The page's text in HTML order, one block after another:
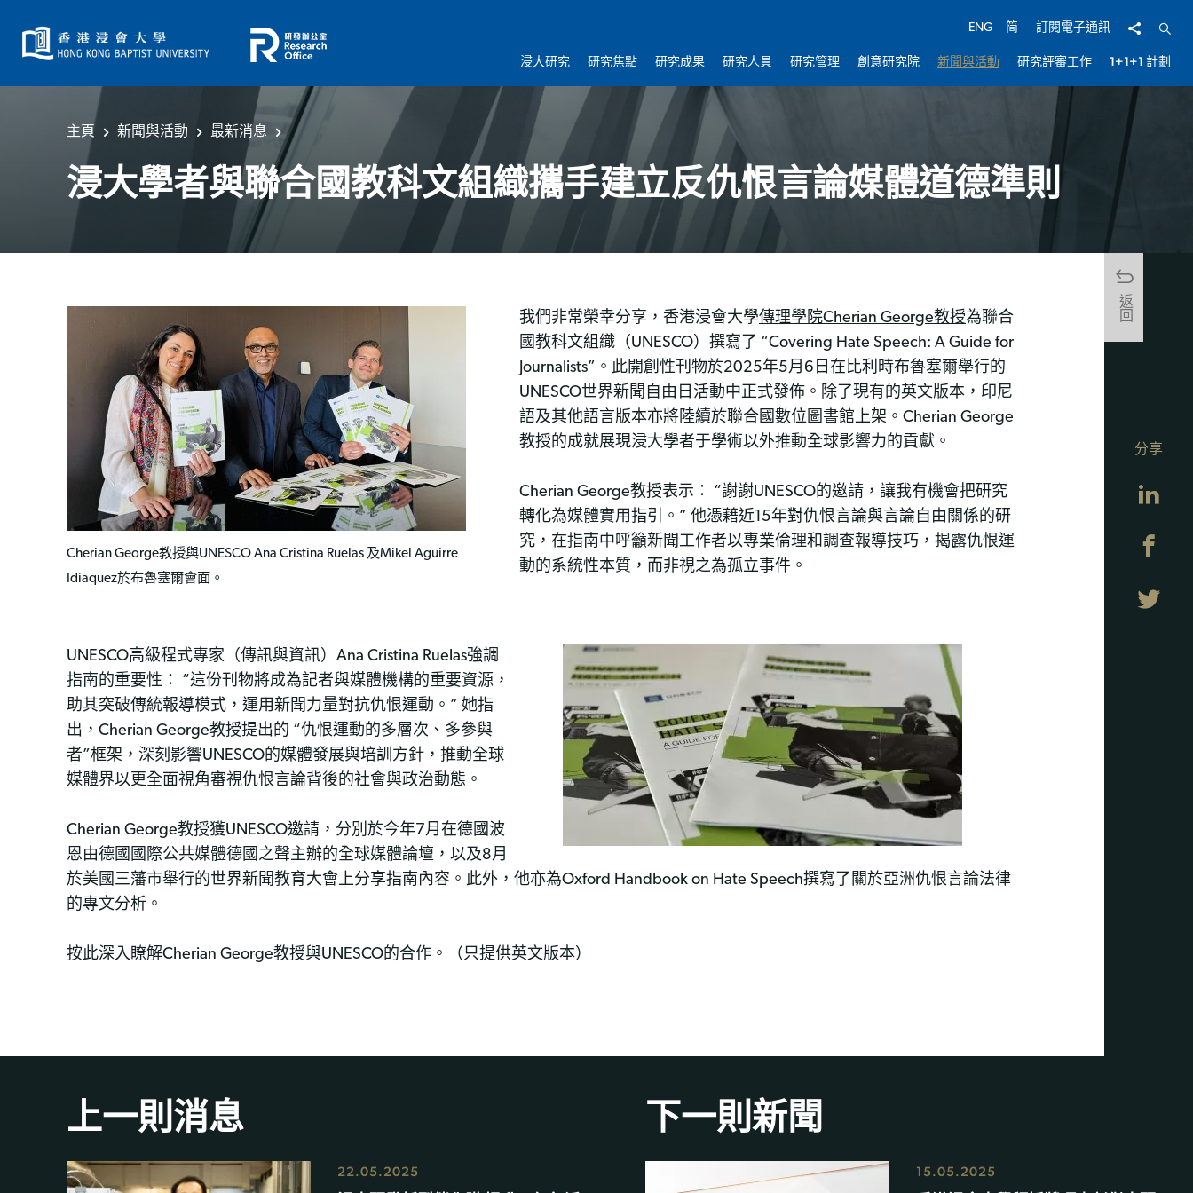
ENG 简 訂閱電子通訊 分享 開啟
浸大研究 研究焦點 研究成果 研究人員 研究管理 創意研究院 新聞與活動 研究評審工作 1+1+1 計劃
主頁 新聞與活動 最新消息
浸大學者與聯合國教科文組織攜手建立反仇恨言論媒體道德準則
返回
Cherian George教授與UNESCO Ana Cristina Ruelas 及Mikel Aguirre
Idiaquez於布魯塞爾會面。
我們非常榮幸分享，香港浸會大學傳理學院Cherian George教授為聯合
國教科文組織（UNESCO）撰寫了 “Covering Hate Speech: A Guide for
Journalists”。此開創性刊物於2025年5月6日在比利時布魯塞爾舉行的
UNESCO世界新聞自由日活動中正式發佈。除了現有的英文版本，印尼
語及其他語言版本亦將陸續於聯合國數位圖書館上架。Cherian George
教授的成就展現浸大學者于學術以外推動全球影響力的貢獻。
Cherian George教授表示： “謝謝UNESCO的邀請，讓我有機會把研究
轉化為媒體實用指引。” 他憑藉近15年對仇恨言論與言論自由關係的研
究，在指南中呼籲新聞工作者以專業倫理和調查報導技巧，揭露仇恨運
動的系統性本質，而非視之為孤立事件。
UNESCO高級程式專家（傳訊與資訊）Ana Cristina Ruelas強調
指南的重要性： “這份刊物將成為記者與媒體機構的重要資源，
助其突破傳統報導模式，運用新聞力量對抗仇恨運動。” 她指
出，Cherian George教授提出的 “仇恨運動的多層次、多參與
者”框架，深刻影響UNESCO的媒體發展與培訓方針，推動全球
媒體界以更全面視角審視仇恨言論背後的社會與政治動態。
Cherian George教授獲UNESCO邀請，分別於今年7月在德國波
恩由德國國際公共媒體德國之聲主辦的全球媒體論壇，以及8月
於美國三藩市舉行的世界新聞教育大會上分享指南內容。此外，他亦為Oxford Handbook on Hate Speech撰寫了關於亞洲仇恨言論法律
的專文分析。
按此深入瞭解Cherian George教授與UNESCO的合作。（只提供英文版本）
分享
上一則消息
22.05.2025
下一則新聞
15.05.2025